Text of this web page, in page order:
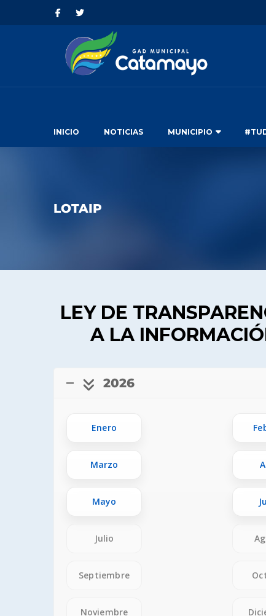
INICIO NOTICIAS MUNICIPIO
LOTAIP
LEY DE
A LA
2026
Enero
Marzo
Mayo
Julio
Septiembre
Noviembre